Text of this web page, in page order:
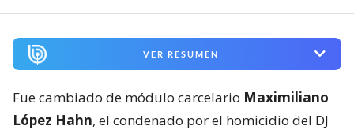
VER RESUMEN
Fue cambiado de módulo carcelario Maximiliano
López Hahn, el condenado por el homicidio del DJ